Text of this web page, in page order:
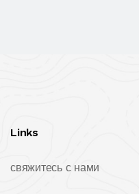
Links
свяжитесь с нами